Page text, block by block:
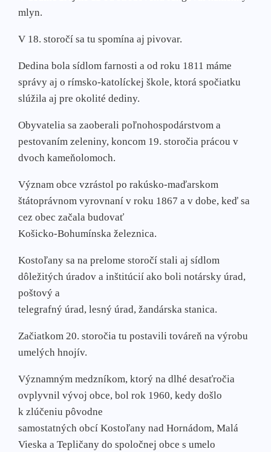
mlyn.
V 18. storočí sa tu spomína aj pivovar.
Dedina bola sídlom farnosti a od roku 1811 máme
správy aj o rímsko-katolíckej škole, ktorá spočiatku
slúžila aj pre okolité dediny.
Obyvatelia sa zaoberali poľnohospodárstvom a
pestovaním zeleniny, koncom 19. storočia prácou v
dvoch kameňolomoch.
Význam obce vzrástol po rakúsko-maďarskom
štátoprávnom vyrovnaní v roku 1867 a v dobe, keď sa
cez obec začala budovať
Košicko-Bohumínska železnica.
Kostoľany sa na prelome storočí stali aj sídlom
dôležitých úradov a inštitúcií ako boli notársky úrad,
poštový a
telegrafný úrad, lesný úrad, žandárska stanica.
Začiatkom 20. storočia tu postavili továreň na výrobu
umelých hnojív.
Významným medzníkom, ktorý na dlhé desaťročia
ovplyvnil vývoj obce, bol rok 1960, kedy došlo
k zlúčeniu pôvodne
samostatných obcí Kostoľany nad Hornádom, Malá
Vieska a Tepličany do spoločnej obce s umelo